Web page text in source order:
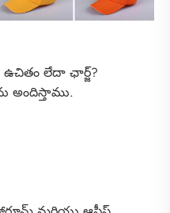
లేదా ఛార్జ్?
అందిస్తాము.